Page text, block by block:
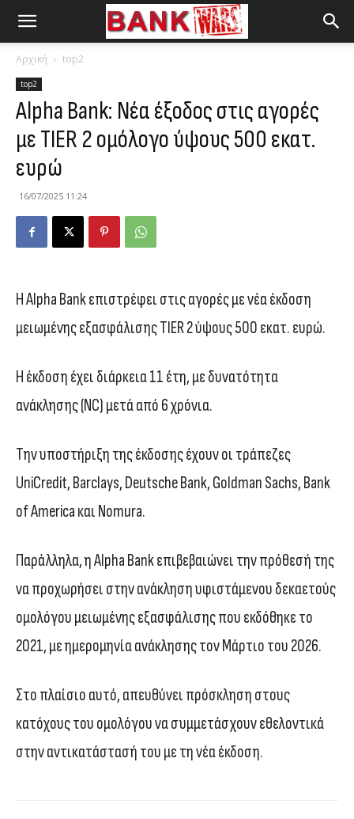
Αρχική top2
top2
Alpha Bank: Νέα έξοδος στις αγορές
με TIER 2 ομόλογο ύψους 500 εκατ.
ευρώ
16/07/2025 11:24
Η Alpha Bank επιστρέφει στις αγορές με νέα έκδοση
μειωμένης εξασφάλισης TIER 2 ύψους 500 εκατ. ευρώ.
Η έκδοση έχει διάρκεια 11 έτη, με δυνατότητα
ανάκλησης (NC) μετά από 6 χρόνια.
Την υποστήριξη της έκδοσης έχουν οι τράπεζες
UniCredit, Barclays, Deutsche Bank, Goldman Sachs, Bank
of America και Nomura.
Παράλληλα, η Alpha Bank επιβεβαιώνει την πρόθεσή της
να προχωρήσει στην ανάκληση υφιστάμενου δεκαετούς
ομολόγου μειωμένης εξασφάλισης που εκδόθηκε το
2021, με ημερομηνία ανάκλησης τον Μάρτιο του 2026.
Στο πλαίσιο αυτό, απευθύνει πρόσκληση στους
κατόχους του ομολόγου να συμμετάσχουν εθελοντικά
στην αντικατάστασή του με τη νέα έκδοση.